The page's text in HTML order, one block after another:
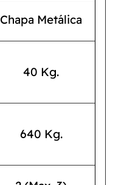
Chapa Metálica
40 Kg.
640 Kg.